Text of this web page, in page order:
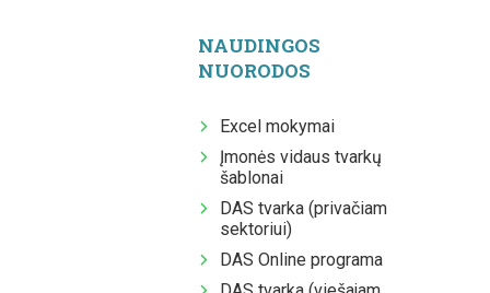
NAUDINGOS
NUORODOS
Excel mokymai
Įmonės vidaus tvarkų
šablonai
DAS tvarka (privačiam
sektoriui)
DAS Online programa